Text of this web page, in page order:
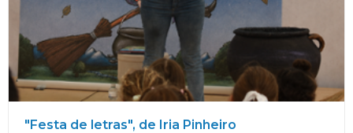
"Festa de letras", de Iria Pinheiro